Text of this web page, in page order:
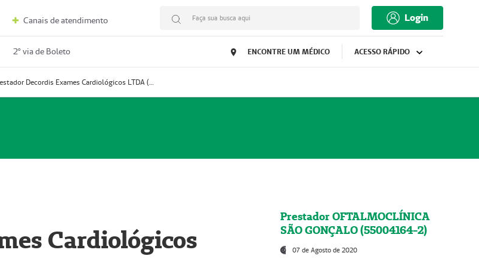
Canais de atendimento Faça sua busca aqui Login
2º via de Boleto ENCONTRE UM MÉDICO ACESSO RÁPIDO
Prestador Decordis Exames Cardiológicos LTDA (51004346-0)
Cardiológicos
Prestador OFTALMOCLÍNICA
SÃO GONÇALO (55004164-2)
07 de Agosto de 2020